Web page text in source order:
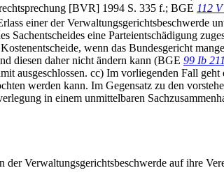
[BVR] 1994 S. 335 f.; BGE 112
einer der Verwaltungsgerichtsbeschwerde
Sachentscheides eine Parteientschädigung
wenn das Bundesgericht
diesen daher nicht ändern kann (BGE 99 Ib 211
ausgeschlossen. cc) Im vorliegenden Fall
werden kann. Im Gegensatz zu den
in einem unmittelbaren
Verwaltungsgerichtsbeschwerde auf ihre